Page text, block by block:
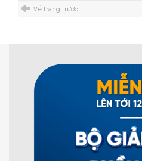
Về trang trước